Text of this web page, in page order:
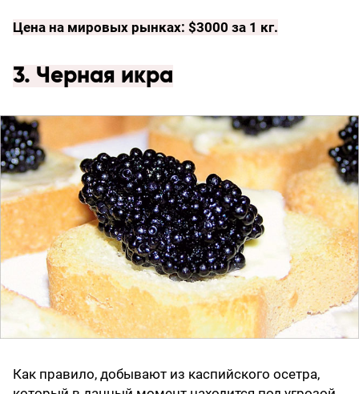
Цена на мировых рынках: $3000 за 1 кг.
3. Черная икра
Как правило, добывают из каспийского осетра,